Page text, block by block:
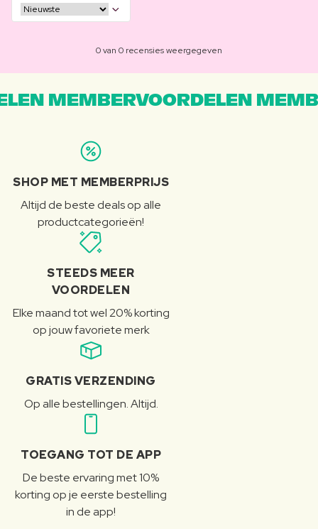
0 van 0 recensies weergegeven
MEMBERVOORDELEN
SHOP MET MEMBERPRIJS
Altijd de beste deals op alle
productcategorieën!
STEEDS MEER
VOORDELEN
Elke maand tot wel 20% korting
op jouw favoriete merk
GRATIS VERZENDING
Op alle bestellingen. Altijd.
TOEGANG TOT DE APP
De beste ervaring met 10%
korting op je eerste bestelling
in de app!